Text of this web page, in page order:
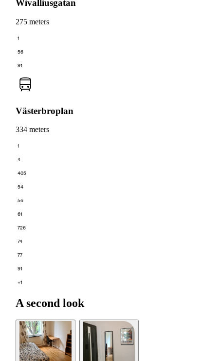
Wivalliusgatan
275 meters
1
56
91
Västerbroplan
334 meters
1
4
405
54
56
61
726
74
77
91
+1
A second look